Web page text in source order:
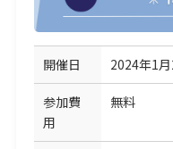
開催日 2024年1
参加費
用
無料